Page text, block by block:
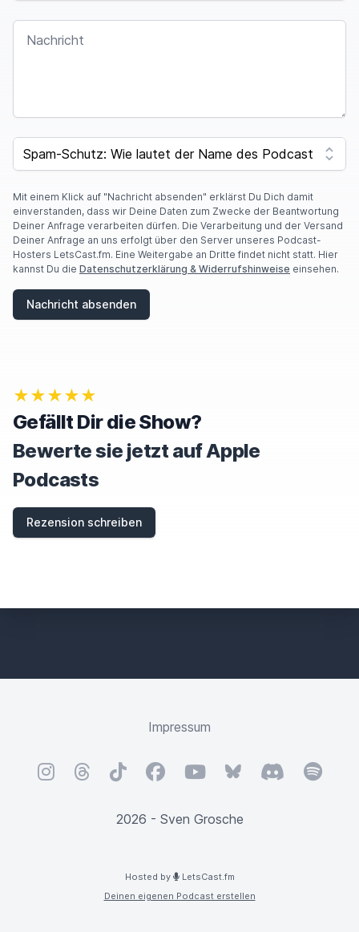
NACHRICHT
SPAM CAPTCHA
Mit einem Klick auf "Nachricht absenden" erklärst Du Dich damit
einverstanden, dass wir Deine Daten zum Zwecke der Beantwortung
Deiner Anfrage verarbeiten dürfen. Die Verarbeitung und der Versand
Deiner Anfrage an uns erfolgt über den Server unseres Podcast-
Hosters LetsCast.fm. Eine Weitergabe an Dritte findet nicht statt. Hier
kannst Du die Datenschutzerklärung & Widerrufshinweise einsehen.
Nachricht absenden
★★★★★
Gefällt Dir die Show?
Bewerte sie jetzt auf Apple
Podcasts
Rezension schreiben
Impressum
InstagramThreadsTikTokFacebookYouTubeBlueskyDiscordSpotify
2026 - Sven Grosche
Hosted by
LetsCast.fm
Deinen eigenen Podcast erstellen